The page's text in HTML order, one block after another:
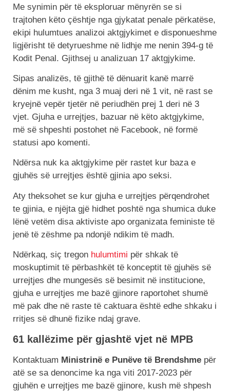
Me synimin për të eksploruar mënyrën se si
trajtohen këto çështje nga gjykatat penale përkatëse,
ekipi hulumtues analizoi aktgjykimet e disponueshme
ligjërisht të detyrueshme në lidhje me nenin 394-g të
Kodit Penal. Gjithsej u analizuan 17 aktgjykime.
Sipas analizës, të gjithë të dënuarit kanë marrë
dënim me kusht, nga 3 muaj deri në 1 vit, në rast se
kryejnë vepër tjetër në periudhën prej 1 deri në 3
vjet. Gjuha e urrejtjes, bazuar në këto aktgjykime,
më së shpeshti postohet në Facebook, në formë
statusi apo komenti.
Ndërsa nuk ka aktgjykime për rastet kur baza e
gjuhës së urrejtjes është gjinia apo seksi.
Aty theksohet se kur gjuha e urrejtjes përqendrohet
te gjinia, e njëjta gjë hidhet poshtë nga shumica duke
lënë vetëm disa aktiviste apo organizata feministe të
jenë të zëshme pa ndonjë ndikim të madh.
Ndërkaq, siç tregon hulumtimi për shkak të
moskuptimit të përbashkët të konceptit të gjuhës së
urrejtjes dhe mungesës së besimit në institucione,
gjuha e urrejtjes me bazë gjinore raportohet shumë
më pak dhe në raste të caktuara është edhe shkaku i
rritjes së dhunë fizike ndaj grave.
61 kallëzime për gjashtë vjet në MPB
Kontaktuam Ministrinë e Punëve të Brendshme për
atë se sa denoncime ka nga viti 2017-2023 për
gjuhën e urrejtjes me bazë gjinore, kush më shpesh